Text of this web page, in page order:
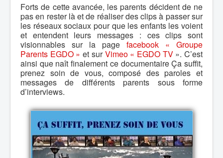
Forts de cette avancée, les parents décident de ne
pas en rester là et de réaliser des clips à passer sur
les réseaux sociaux pour que les enfants les voient
et entendent leurs messages : ces clips sont
visionnables sur la page facebook « Groupe
Parents EGDO » et surVimeo « EGDO TV». C’est
ainsi que naît finalement ce documentaire Ça suffit,
prenez soin de vous, composé des paroles et
messages de différents parents sous forme
d’interviews.